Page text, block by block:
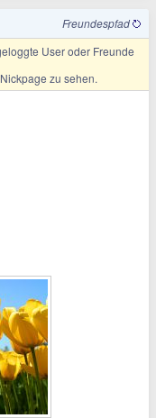
Freundespfad
User oder Freunde
zu sehen.